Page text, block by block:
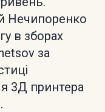
Нечипоренко
в зборах
за
3Д принтера